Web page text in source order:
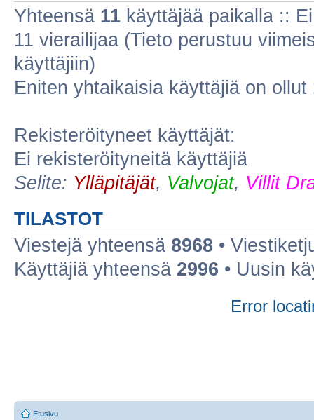
Yhteensä 11 käyttäjää paikalla ::
11 vierailijaa (Tieto perustuu
käyttäjiin)
Eniten yhtaikaisia käyttäjiä on ollut
Rekisteröityneet käyttäjät:
Ei rekisteröityneitä käyttäjiä
Selite: Ylläpitäjät, Valvojat, Villit
TILASTOT
Viestejä yhteensä 8968 •
Käyttäjiä yhteensä 2996 • Uusin
Error
Etusivu